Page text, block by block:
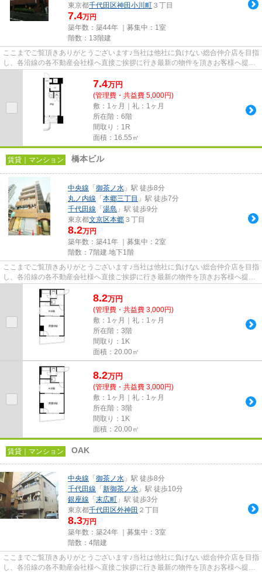
東京都千代田区神田小川町 ３丁目
7.4万円
築年数：築44年 ｜募集中： 1室
階数：13階建
ここまでご覧頂きありがとうございます♪当社は他社に負けない総合仲介店を目指
し、各沿線の各不動産会社様へ直接ご挨拶に行き最新の物件を頂きお客様へ提供
しております！最新の情報は...
7.4万円
(管理費・共益費 5,000円)
敷：1ヶ月｜礼：1ヶ月
所在階：6階
間取り：1R
面積：16.55㎡
賃貸｜マンション 橋本ビル
中央線 「 御茶ノ水 」駅 徒歩8分
丸ノ内線 「 本郷三丁目 」駅 徒歩7分
千代田線 「 湯島 」駅 徒歩9分
東京都文京区本郷 ３丁目
8.2万円
築年数：築41年 ｜募集中： 2室
階数：7階建 地下1階
ここまでご覧頂きありがとうございます♪当社は他社に負けない総合仲介店を目指
し、各沿線の各不動産会社様へ直接ご挨拶に行き最新の物件を頂きお客様へ提供
しております！最新の情報は...
8.2万円
(管理費・共益費 3,000円)
敷：1ヶ月｜礼：1ヶ月
所在階：3階
間取り：1K
面積：20.00㎡
8.2万円
(管理費・共益費 3,000円)
敷：1ヶ月｜礼：1ヶ月
所在階：3階
間取り：1K
面積：20.00㎡
賃貸｜マンション OAK
中央線 「 御茶ノ水 」駅 徒歩8分
千代田線 「 新御茶ノ水 」駅 徒歩10分
銀座線 「 末広町 」駅 徒歩3分
東京都千代田区外神田 ２丁目
8.3万円
築年数：築24年 ｜募集中： 3室
階数：4階建
ここまでご覧頂きありがとうございます♪当社は他社に負けない総合仲介店を目指
し、各沿線の各不動産会社様へ直接ご挨拶に行き最新の物件を頂きお客様へ提供